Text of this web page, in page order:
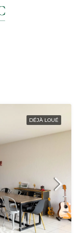
DÉJÀ LOUÉ